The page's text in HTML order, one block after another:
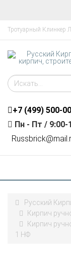
Тротуарный Клинкер
+7 (499) 500-
Пн - Пт / 9:00-
R
Русский
Кирпич
Кирпич
1 НФ